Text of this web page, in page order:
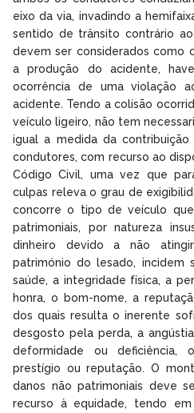
eixo da via, invadindo a
sentido de trânsito contrário
devem ser considerados como
a produção do acidente,
ocorrência de uma violação
acidente. Tendo a colisão
veículo ligeiro, não tem
igual a medida da
condutores, com recurso ao
Código Civil, uma vez que
culpas releva o grau de
concorre o tipo de veículo
patrimoniais, por natureza
dinheiro devido a não
património do lesado, incidem
saúde, a integridade física, a
honra, o bom-nome, a
dos quais resulta o inerente
desgosto pela perda, a
deformidade ou deficiência,
prestígio ou reputação. O
danos não patrimoniais deve
recurso à equidade, tendo